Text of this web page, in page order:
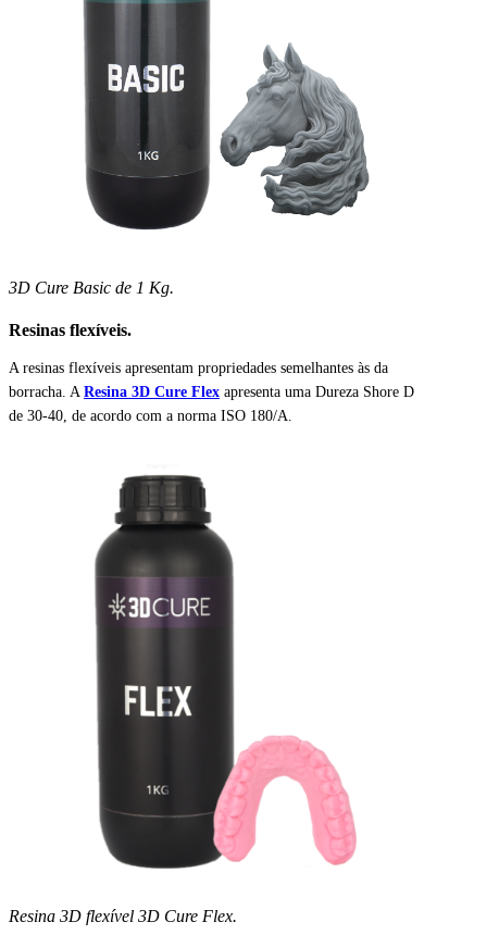
3D Cure Basic de 1 Kg.
Resinas flexíveis.
A resinas flexíveis apresentam propriedades semelhantes às da
borracha. A Resina 3D Cure Flex apresenta uma Dureza Shore D
de 30-40, de acordo com a norma ISO 180/A.
Resina 3D flexível 3D Cure Flex.